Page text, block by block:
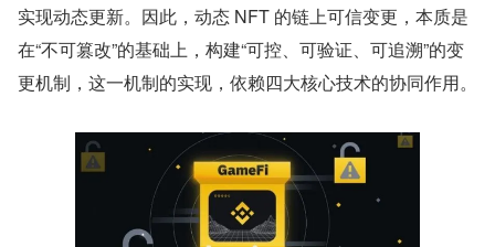
实现动态更新。因此，动态 NFT 的链上可信变更，本质是
在“不可篡改”的基础上，构建“可控、可验证、可追溯”的变
更机制，这一机制的实现，依赖四大核心技术的协同作用。